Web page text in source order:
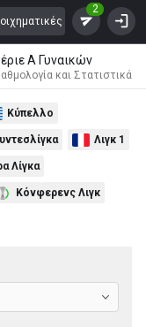
2
A Γυναικών
και Στατιστικά
Κύπελλο
Λιγκ 1
Λίγκα
Κόνφερενς Λιγκ